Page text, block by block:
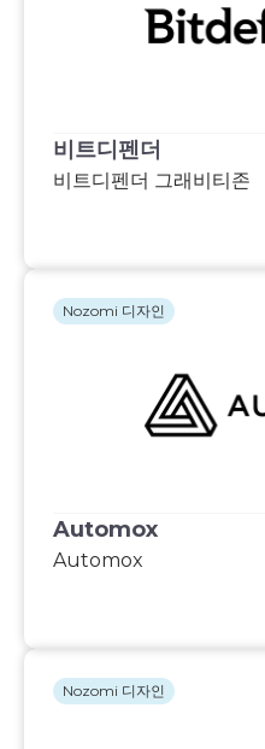
비트디펜더
비트디펜더 그래비티존
Automox
Automox
Nozomi 디자인
Nozomi 디자인